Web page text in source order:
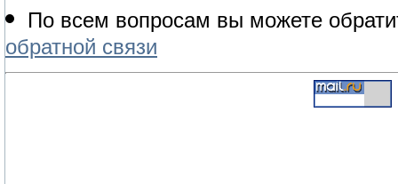
По всем вопросам вы можете
обратной связи